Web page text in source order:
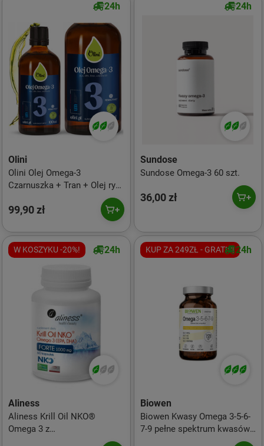
24h
Olini
Olini Olej Omega-3
Czarnuszka + Tran + Olej rybi
+ Lniany + Witamina D3 - 100
ml
99,90 zł
24h
Sundose
Sundose Omega-3 60 szt.
36,00 zł
W KOSZYKU -20%! 24h
Aliness
Aliness Krill Oil NKO®
Omega 3 z
KUP ZA 249ZŁ - GRATIS!24h
Biowen
Biowen Kwasy Omega 3-5-6-
7-9 pełne spektrum kwasów